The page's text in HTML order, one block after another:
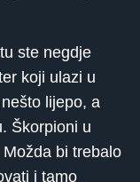
ste negdje
koji ulazi u
lijepo, a
Škorpioni u
bi trebalo
i tamo